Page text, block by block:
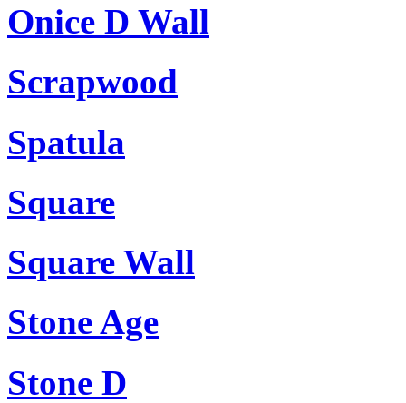
Onice D Wall
Scrapwood
Spatula
Square
Square Wall
Stone Age
Stone D